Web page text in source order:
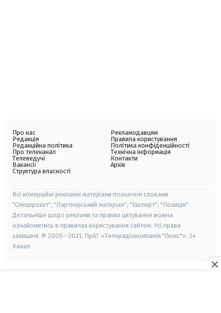
Про нас
Редакція
Редакційна політика
Про телеканал
Телеведучі
Вакансії
Структура власності
Рекламодавцям
Правила користування
Політика конфіденційності
Технічна інформація
Контакти
Архів
Всі комерційні рекламні матеріали позначені словами
"Спецпроєкт", "Партнерський матеріал", "Експерт", "Позиція".
Детальніше щодо реклами та правил цитування можна
ознайомитись в правилах користування сайтом. Усі права
захищені. © 2005—2021, ПрАТ «Телерадіокомпанія "Люкс"», 24
Канал.